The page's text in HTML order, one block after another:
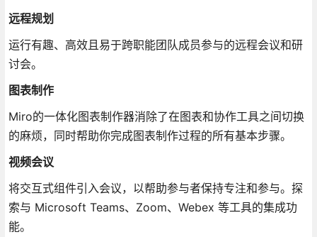
远程规划
运行有趣、高效且易于跨职能团队成员参与的远程会议和研
讨会。
图表制作
Miro的一体化图表制作器消除了在图表和协作工具之间切换
的麻烦，同时帮助你完成图表制作过程的所有基本步骤。
视频会议
将交互式组件引入会议，以帮助参与者保持专注和参与。探
索与 Microsoft Teams、Zoom、Webex 等工具的集成功
能。